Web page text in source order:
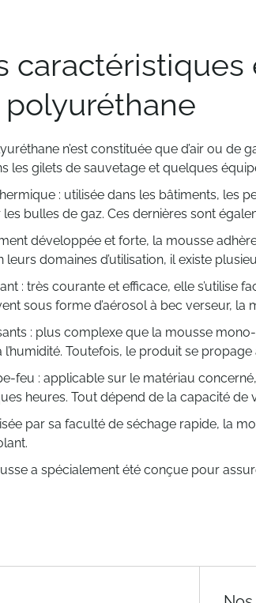
n’est constituée que d’air ou
les gilets de sauvetage et quelques
: utilisée dans les bâtiments, les
bulles de gaz. Ces dernières sont
développée et forte, la mousse
domaines d’utilisation, il existe
: très courante et efficace, elle s’utilise
sous forme d’aérosol à bec verseur,
: plus complexe que la mousse
Toutefois, le produit se
feu : applicable sur le matériau
heures. Tout dépend de la capacité de
par sa faculté de séchage rapide, la
a spécialement été conçue pour